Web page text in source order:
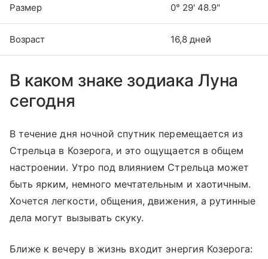
Размер 0° 29' 48.9"
Возраст 16,8 дней
В каком знаке зодиака Луна
сегодня
В течение дня ночной спутник перемещается из
Стрельца в Козерога, и это ощущается в общем
настроении. Утро под влиянием Стрельца может
быть ярким, немного мечтательным и хаотичным.
Хочется легкости, общения, движения, а рутинные
дела могут вызывать скуку.
Ближе к вечеру в жизнь входит энергия Козерога: